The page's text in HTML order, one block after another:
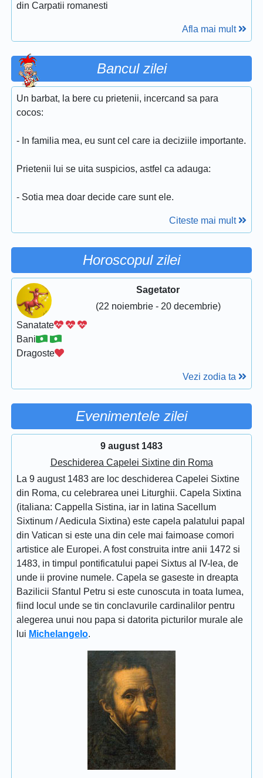
din Carpatii romanesti
Afla mai mult
Bancul zilei
Un barbat, la bere cu prietenii, incercand sa para
cocos:
- In familia mea, eu sunt cel care ia deciziile importante.
Prietenii lui se uita suspicios, astfel ca adauga:
- Sotia mea doar decide care sunt ele.
Citeste mai mult
Horoscopul zilei
Sagetator
(22 noiembrie - 20 decembrie)
Sanatate
Bani
Dragoste
Vezi zodia ta
Evenimentele zilei
9 august 1483
Deschiderea Capelei Sixtine din Roma
La 9 august 1483 are loc deschiderea Capelei Sixtine
din Roma, cu celebrarea unei Liturghii. Capela Sixtina
(italiana: Cappella Sistina, iar in latina Sacellum
Sixtinum / Aedicula Sixtina) este capela palatului papal
din Vatican si este una din cele mai faimoase comori
artistice ale Europei. A fost construita intre anii 1472 si
1483, in timpul pontificatului papei Sixtus al IV-lea, de
unde ii provine numele. Capela se gaseste in dreapta
Bazilicii Sfantul Petru si este cunoscuta in toata lumea,
fiind locul unde se tin conclavurile cardinalilor pentru
alegerea unui nou papa si datorita picturilor murale ale
lui Michelangelo.